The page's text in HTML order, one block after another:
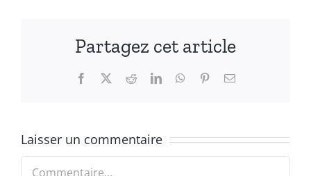
Partagez cet article
Facebook RedditLinkedInWhatsApp
PinterestEmail
Laisser un commentaire
Commentaire